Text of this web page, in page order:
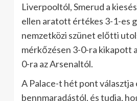
Liverpooltól, Smerud a
ellen aratott értékes 3-1-es
nemzetközi szünet előtti
mérkőzésen 3-0-ra kikapott
0-ra az Arsenaltól.
A Palace-t hét pont választja
bennmaradástól, és tudja,